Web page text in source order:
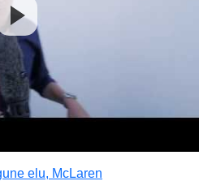
elu, McLaren